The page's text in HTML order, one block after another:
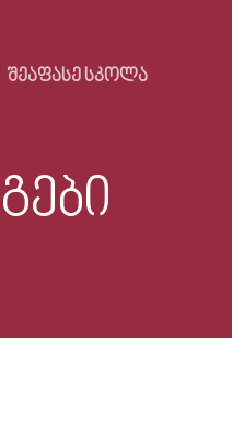
ᲨᲔᲐᲤᲐᲡᲔ ᲡᲙᲝᲚᲐ